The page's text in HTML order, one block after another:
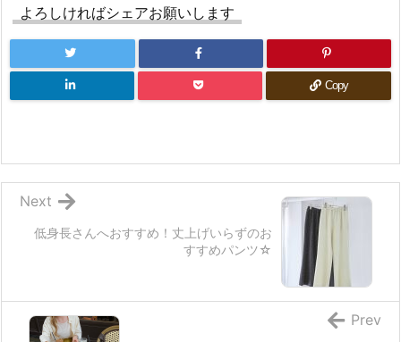
よろしければシェアお願いします
Copy
低身長さんへおすすめ！丈上げいらずのお
すすめパンツ☆
Next
Prev